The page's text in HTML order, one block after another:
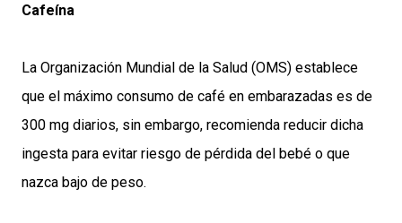
Cafeína
La Organización Mundial de la Salud (OMS) establece
que el máximo consumo de café en embarazadas es de
300 mg diarios, sin embargo, recomienda reducir dicha
ingesta para evitar riesgo de pérdida del bebé o que
nazca bajo de peso.